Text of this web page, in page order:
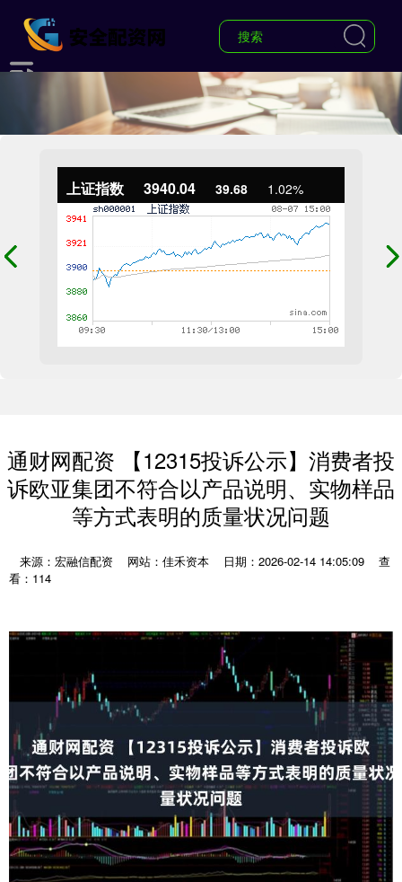
上证指数 3940.04 39.68 1.02%
通财网配资 【12315投诉公示】消费者投
诉欧亚集团不符合以产品说明、实物样品
等方式表明的质量状况问题
来源：宏融信配资 网站：佳禾资本 日期：2026-02-14 14:05:09
查
看：114